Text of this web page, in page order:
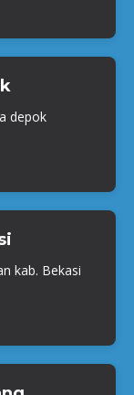
depok
kab. Bekasi